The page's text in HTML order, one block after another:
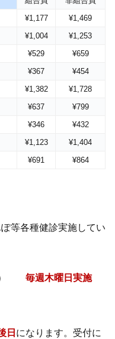
¥1,177
¥1,469
¥1,004
¥1,253
¥529
¥659
¥367
¥454
¥1,382
¥1,728
¥637
¥799
¥346
¥432
¥1,123
¥1,404
¥691 ¥864
等各種健診実施してい
） 毎週木曜日実施
日 になります。受付に